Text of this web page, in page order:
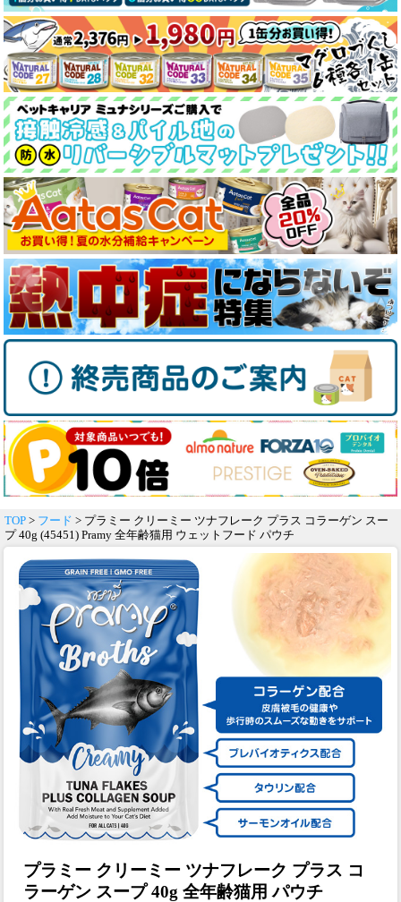
TOP > フード > プラミー クリーミー ツナフレーク プラス コラーゲン スー
プ 40g (45451) Pramy 全年齢猫用 ウェットフード パウチ
プラミー クリーミー ツナフレーク プラス コ
ラーゲン スープ 40g 全年齢猫用 パウチ